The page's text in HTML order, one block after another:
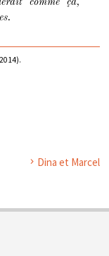
comme ça,
Dina et Marcel